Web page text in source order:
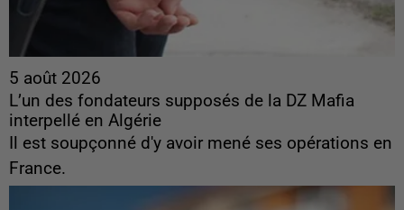
5 août 2026
L’un des fondateurs supposés de la DZ Mafia
interpellé en Algérie
Il est soupçonné d'y avoir mené ses opérations en
France.